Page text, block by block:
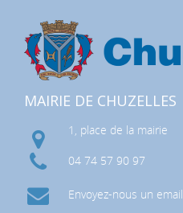
MAIRIE DE CHUZELLES
1, place de la mairie
04 74 57 90 97
Envoyez-nous un email